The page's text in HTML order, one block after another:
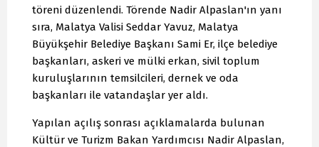
töreni düzenlendi. Törende Nadir Alpaslan'ın yanı
sıra, Malatya Valisi Seddar Yavuz, Malatya
Büyükşehir Belediye Başkanı Sami Er, ilçe belediye
başkanları, askeri ve mülki erkan, sivil toplum
kuruluşlarının temsilcileri, dernek ve oda
başkanları ile vatandaşlar yer aldı.
Yapılan açılış sonrası açıklamalarda bulunan
Kültür ve Turizm Bakan Yardımcısı Nadir Alpaslan,